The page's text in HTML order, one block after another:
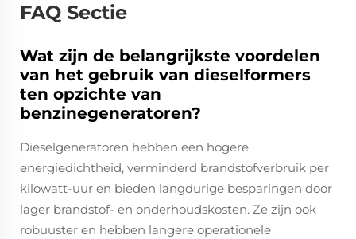
FAQ Sectie
Wat zijn de belangrijkste voordelen
van het gebruik van dieselformers
ten opzichte van
benzinegeneratoren?
Dieselgeneratoren hebben een hogere
energiedichtheid, verminderd brandstofverbruik per
kilowatt-uur en bieden langdurige besparingen door
lager brandstof- en onderhoudskosten. Ze zijn ook
robuuster en hebben langere operationele